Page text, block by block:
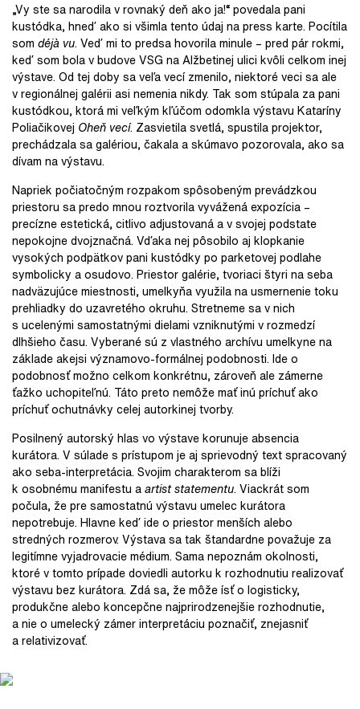
„Vy ste sa narodila v rovnaký deň ako ja!“ povedala pani
kustódka, hneď ako si všimla tento údaj na press karte. Pocítila
som déjà vu. Veď mi to predsa hovorila minule – pred pár rokmi,
keď som bola v budove VSG na Alžbetinej ulici kvôli celkom inej
výstave. Od tej doby sa veľa vecí zmenilo, niektoré veci sa ale
v regionálnej galérii asi nemenia nikdy. Tak som stúpala za pani
kustódkou, ktorá mi veľkým kľúčom odomkla výstavu Kataríny
Poliačikovej Oheň vecí. Zasvietila svetlá, spustila projektor,
prechádzala sa galériou, čakala a skúmavo pozorovala, ako sa
dívam na výstavu.
Napriek počiatočným rozpakom spôsobeným prevádzkou
priestoru sa predo mnou roztvorila vyvážená expozícia –
precízne estetická, citlivo adjustovaná a v svojej podstate
nepokojne dvojznačná. Vďaka nej pôsobilo aj klopkanie
vysokých podpätkov pani kustódky po parketovej podlahe
symbolicky a osudovo. Priestor galérie, tvoriaci štyri na seba
nadväzujúce miestnosti, umelkyňa využila na usmernenie toku
prehliadky do uzavretého okruhu. Stretneme sa v nich
s ucelenými samostatnými dielami vzniknutými v rozmedzí
dlhšieho času. Vyberané sú z vlastného archívu umelkyne na
základe akejsi významovo-formálnej podobnosti. Ide o
podobnosť možno celkom konkrétnu, zároveň ale zámerne
ťažko uchopiteľnú. Táto preto nemôže mať inú príchuť ako
príchuť ochutnávky celej autorkinej tvorby.
Posilnený autorský hlas vo výstave korunuje absencia
kurátora. V súlade s prístupom je aj sprievodný text spracovaný
ako seba-interpretácia. Svojim charakterom sa blíži
k osobnému manifestu aartist statementu. Viackrát som
počula, že pre samostatnú výstavu umelec kurátora
nepotrebuje. Hlavne keď ide o priestor menších alebo
stredných rozmerov. Výstava sa tak štandardne považuje za
legitímne vyjadrovacie médium. Sama nepoznám okolnosti,
ktoré v tomto prípade doviedli autorku k rozhodnutiu realizovať
výstavu bez kurátora. Zdá sa, že môže ísť o logisticky,
produkčne alebo koncepčne najprirodzenejšie rozhodnutie,
a nie o umelecký zámer interpretáciu poznačiť, znejasniť
a relativizovať.